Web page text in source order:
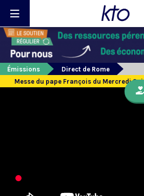
Émissions
Direct de Rome
Messe du pape François du Mercredi